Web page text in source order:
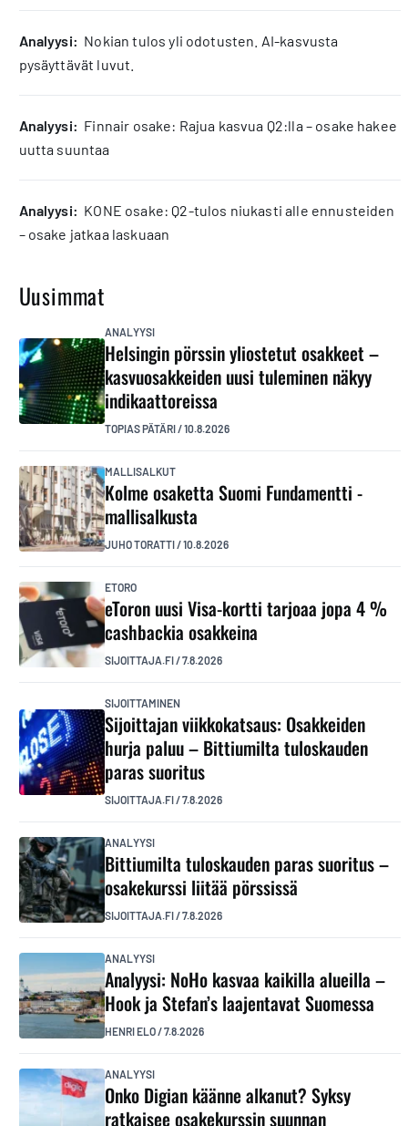
analyysi: Nokian tulos yli odotusten. AI-kasvusta
pysäyttävät luvut.
analyysi: Finnair osake: Rajua kasvua Q2:lla – osake hakee
uutta suuntaa
analyysi: KONE osake: Q2-tulos niukasti alle ennusteiden
– osake jatkaa laskuaan
Uusimmat
ANALYYSI
Helsingin pörssin yliostetut osakkeet –
kasvuosakkeiden uusi tuleminen näkyy
indikaattoreissa
TOPIAS PÄTÄRI/10.8.2026
MALLISALKUT
Kolme osaketta Suomi Fundamentti -
mallisalkusta
JUHO TORATTI/10.8.2026
ETORO
eToron uusi Visa-kortti tarjoaa jopa 4 %
cashbackia osakkeina
SIJOITTAJA.FI/7.8.2026
SIJOITTAMINEN
Sijoittajan viikkokatsaus: Osakkeiden
hurja paluu – Bittiumilta tuloskauden
paras suoritus
SIJOITTAJA.FI/7.8.2026
ANALYYSI
Bittiumilta tuloskauden paras suoritus –
osakekurssi liitää pörssissä
SIJOITTAJA.FI/7.8.2026
ANALYYSI
Analyysi: NoHo kasvaa kaikilla alueilla –
Hook ja Stefan’s laajentavat Suomessa
HENRI ELO/7.8.2026
ANALYYSI
Onko Digian käänne alkanut? Syksy
ratkaisee osakekurssin suunnan